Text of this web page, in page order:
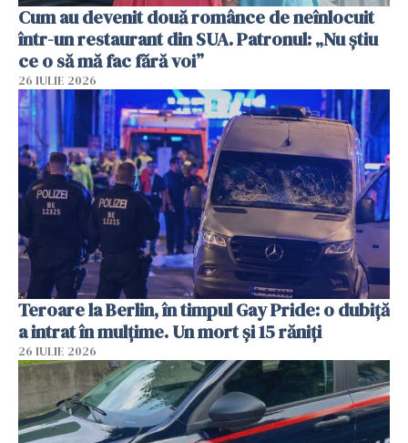
Cum au devenit două românce de neînlocuit
într-un restaurant din SUA. Patronul: „Nu știu
ce o să mă fac fără voi”
26 IULIE 2026
Teroare la Berlin, în timpul Gay Pride: o dubiță
a intrat în mulțime. Un mort și 15 răniți
26 IULIE 2026